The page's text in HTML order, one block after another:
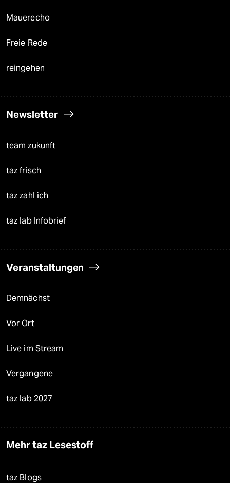
Mauerecho
Freie Rede
reingehen
Newsletter
team zukunft
taz frisch
taz zahl ich
taz lab Infobrief
Veranstaltungen
Demnächst
Vor Ort
Live im Stream
Vergangene
taz lab 2027
Mehr taz Lesestoff
taz Blogs